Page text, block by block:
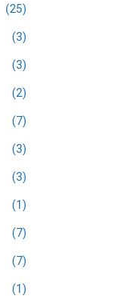
(25)
(3)
(3)
(2)
(7)
(3)
(3)
(1)
(7)
(7)
(1)